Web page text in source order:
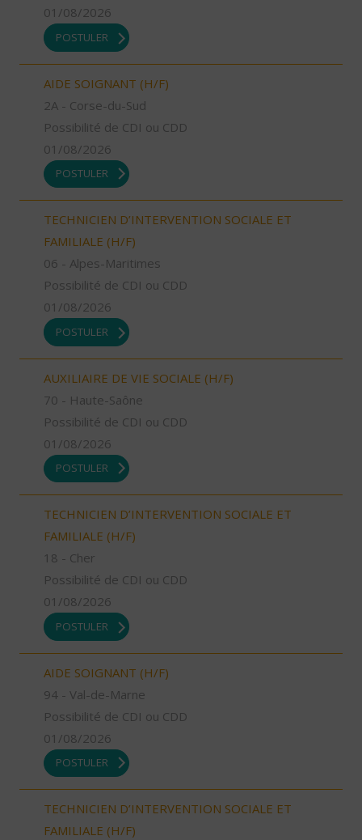
01/08/2026
POSTULER
AIDE SOIGNANT (H/F)
2A - Corse-du-Sud
Possibilité de CDI ou CDD
01/08/2026
POSTULER
TECHNICIEN D’INTERVENTION SOCIALE ET
FAMILIALE (H/F)
06 - Alpes-Maritimes
Possibilité de CDI ou CDD
01/08/2026
POSTULER
AUXILIAIRE DE VIE SOCIALE (H/F)
70 - Haute-Saône
Possibilité de CDI ou CDD
01/08/2026
POSTULER
TECHNICIEN D’INTERVENTION SOCIALE ET
FAMILIALE (H/F)
18 - Cher
Possibilité de CDI ou CDD
01/08/2026
POSTULER
AIDE SOIGNANT (H/F)
94 - Val-de-Marne
Possibilité de CDI ou CDD
01/08/2026
POSTULER
TECHNICIEN D’INTERVENTION SOCIALE ET
FAMILIALE (H/F)